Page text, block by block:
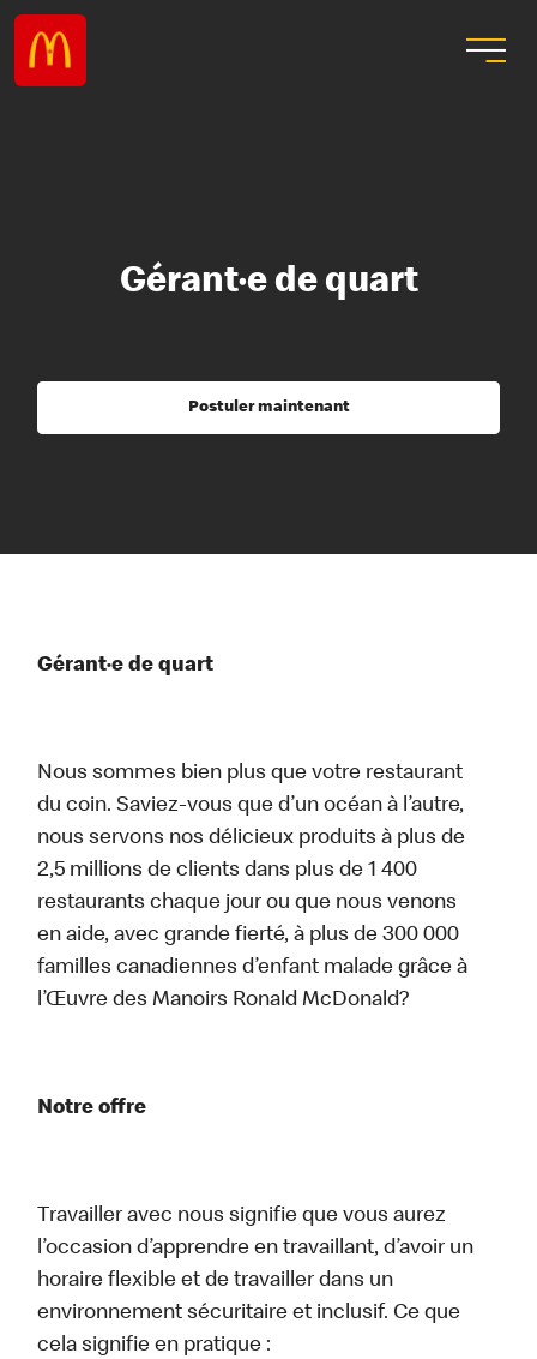
Gérant·e de quart
Postuler maintenant
Gérant·e de quart
Nous sommes bien plus que votre restaurant
du coin. Saviez-vous que d’un océan à l’autre,
nous servons nos délicieux produits à plus de
2,5 millions de clients dans plus de 1 400
restaurants chaque jour ou que nous venons
en aide, avec grande fierté, à plus de 300 000
familles canadiennes d’enfant malade grâce à
l’Œuvre des Manoirs Ronald McDonald?
Notre offre
Travailler avec nous signifie que vous aurez
l’occasion d’apprendre en travaillant, d’avoir un
horaire flexible et de travailler dans un
environnement sécuritaire et inclusif. Ce que
cela signifie en pratique :